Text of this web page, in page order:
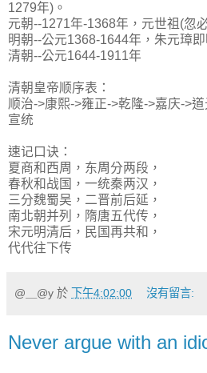
1279年)。
元朝--1271年-1368年，元世祖(忽
明朝--公元1368-1644年，朱元璋即
清朝--公元1644-1911年
清朝皇帝顺序表：
顺治->康熙->雍正->乾隆->嘉庆->
宣统
速记口诀：
夏商和西周，东周分两段，
春秋和战国，一统秦两汉，
三分魏蜀吴，二晋前后延，
南北朝并列，隋唐五代传，
宋元明清后，民国再共和，
代代往下传
@＿@y 於 下午4:02:00 沒有留言:
Never argue with an